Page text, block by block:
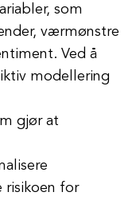
som
værmønstre
Ved å
modellering
gjør at
risikoen for